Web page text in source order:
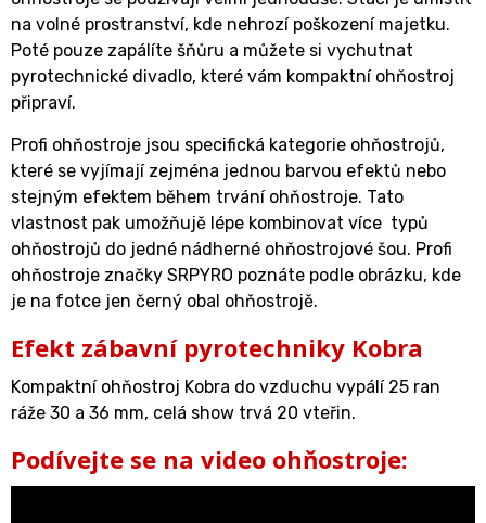
na volné prostranství, kde nehrozí poškození majetku.
Poté pouze zapálíte šňůru a můžete si vychutnat
pyrotechnické divadlo, které vám kompaktní ohňostroj
připraví.
Profi ohňostroje jsou specifická kategorie ohňostrojů,
které se vyjímají zejména jednou barvou efektů nebo
stejným efektem během trvání ohňostroje. Tato
vlastnost pak umožňujě lépe kombinovat více typů
ohňostrojů do jedné nádherné ohňostrojové šou. Profi
ohňostroje značky SRPYRO poznáte podle obrázku, kde
je na fotce jen černý obal ohňostrojě.
Efekt zábavní pyrotechniky Kobra
Kompaktní ohňostroj Kobra do vzduchu vypálí 25 ran
ráže 30 a 36 mm, celá show trvá 20 vteřin.
Podívejte se na video ohňostroje: